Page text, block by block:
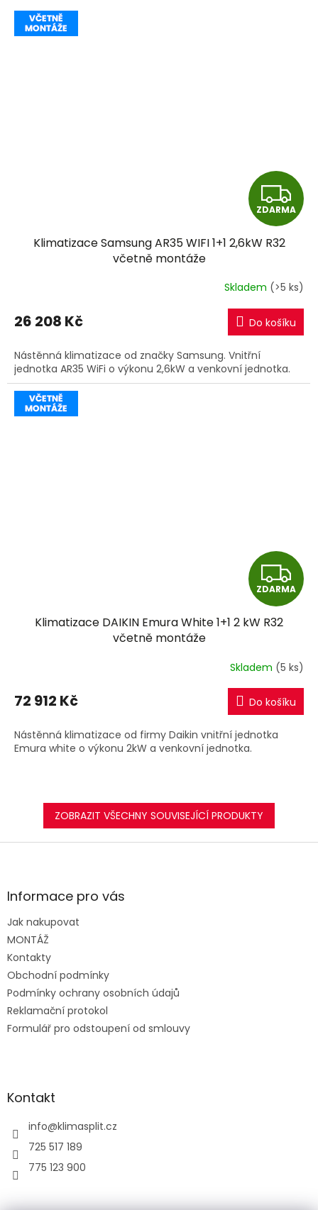
Z
D
R
M
A
ZDARMA
Klimatizace Samsung AR35 WIFI 1+1 2,6kW R32
včetně montáže
Skladem (>5 ks)
26 208 Kč Do košíku
Nástěnná klimatizace od značky Samsung. Vnitřní
jednotka AR35 WiFi o výkonu 2,6kW a venkovní jednotka.
Z
D
R
M
A
ZDARMA
Klimatizace DAIKIN Emura White 1+1 2 kW R32
včetně montáže
Skladem (5 ks)
72 912 Kč Do košíku
Nástěnná klimatizace od firmy Daikin vnitřní jednotka
Emura white o výkonu 2kW a venkovní jednotka.
ZOBRAZIT VŠECHNY SOUVISEJÍCÍ PRODUKTY
Z
aInformace pro vás
Jak nakupovat
MONTÁŽ
Kontakty
Obchodní podmínky
Podmínky ochrany osobních údajů
Reklamační protokol
Formulář pro odstoupení od smlouvy
Kontakt
info@klimasplit.cz
725 517 189
775 123 900